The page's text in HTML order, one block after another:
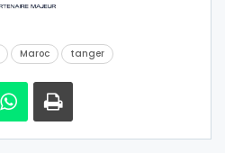
Maroc tanger